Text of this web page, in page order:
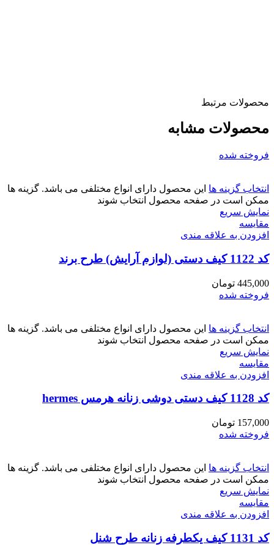
محصولات مرتبط
محصولات مشابه
فروخته شده
انتخاب گزینه ها این محصول دارای انواع مختلفی می باشد. گزینه ها
ممکن است در صفحه محصول انتخاب شوند
نمایش سریع
مقايسه
افزودن به علاقه مندی
کد 1122 کیف دستی (لوازم آرایش) طرح برند
445,000 تومان
فروخته شده
انتخاب گزینه ها این محصول دارای انواع مختلفی می باشد. گزینه ها
ممکن است در صفحه محصول انتخاب شوند
نمایش سریع
مقايسه
افزودن به علاقه مندی
کد 1128 کیف دستی دوشی زنانه هرمس hermes
157,000 تومان
فروخته شده
انتخاب گزینه ها این محصول دارای انواع مختلفی می باشد. گزینه ها
ممکن است در صفحه محصول انتخاب شوند
نمایش سریع
مقايسه
افزودن به علاقه مندی
کد 1131 کیف یکطرفه زنانه طرح شنل